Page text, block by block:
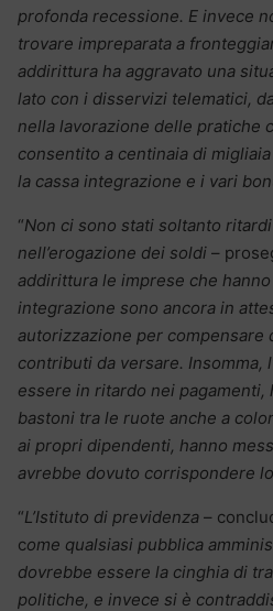
profonda recessione. E invece
trovare impreparata a
addirittura ha aggravato una
lato con i disservizi telematici,
nella lavorazione delle pratiche
consentito a centinaia di
la cassa integrazione e i vari
“Non ci sono stati soltanto
nell’erogazione dei soldi –
addirittura le imprese che
integrazione sono ancora in
autorizzazione per compensare
contributi da versare. Insomma,
essere in ritardo nei pagamenti,
bastoni tra le ruote anche a
ai propri dipendenti, hanno
avrebbe dovuto corrispondere
“L’Istituto di previdenza –
come qualsiasi pubblica
dovrebbe essere la cinghia di
politiche, e invece si è